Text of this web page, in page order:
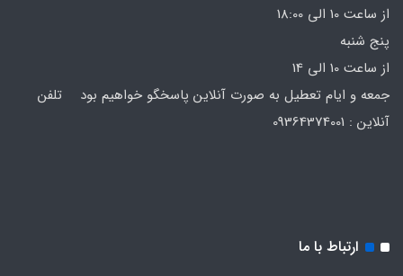
از ساعت 10 الی 18:00
پنج شنبه
از ساعت 10 الی 14
جمعه و ایام تعطیل به صورت آنلاین پاسخگو خواهیم بود تلفن
ارتباط با ما